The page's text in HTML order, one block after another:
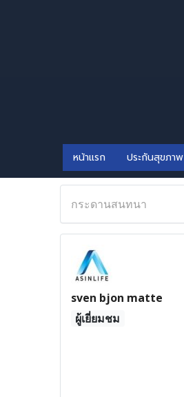
หน้าแรก ประกันสุขภาพ
กระดานสนทนา
sven bjon matte
ผู้เยี่ยมชม